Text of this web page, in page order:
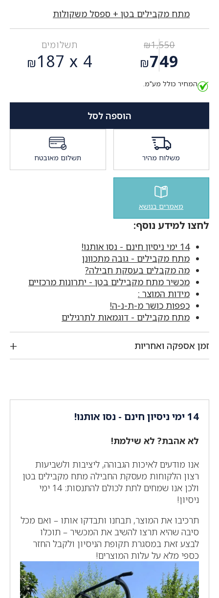
מתח מקבילים בטן + ספסל משקולות
₪1,550
המחיר
המקורי
היה:
₪749
הנוכחי
הוא:
תשלומים
₪ 187
המחיר כולל מע"מ.
הוספה לסל
משלוח מהיר תשלום מאובטח
מאמרים בנושא
לחצו למידע נוסף:
14 ימי ניסיון חינם - נסו אותנו!
מתח מקבילים - גובה מתכוונן
מה מקבלים בעסקת חבילה?
מכשיר מתח מקבילים בטן - יתרונות מרכזיים
מידות המוצר :
כפפות כושר מ-ת-נ-ה!
מתח מקבילים - דוגמאות לתרגילים
זמן אספקה ואחריות
14 ימי ניסיון חינם - נסו אותנו!
לא אהבת? לא שילמת!
אנו מודעים לאיכות הגבוהה, ליציבות ולשביעות
רצון הלקוחות מעסקת החבילה מתח מקבילים בטן
ולכן אנו שמחים לתת לכולם להתנסות: 14 ימי
ניסיון!
תרכיבו את המוצר, תבחנו ותבדקו אותו – ואם מכל
סיבה שהיא תרצו להשיב את המכשיר – תוכלו
לבצע זאת במסגרת תקופת הניסיון ולקבל החזר
כספי מלא על עלות המוצרים!